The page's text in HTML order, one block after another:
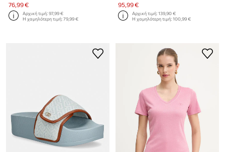
76,99 €
Αρχική τιμή:97,99 €
Η χαμηλότερη τιμή:79,99 €
95,99 €
Αρχική τιμή:139,90 €
Η χαμηλότερη τιμή:100,99 €